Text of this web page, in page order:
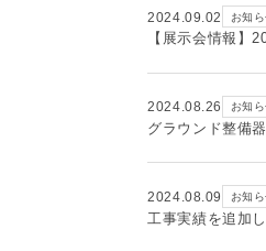
2024.09.02 お知
【展示会情報】
2024.08.26 お知
グラウンド整備
2024.08.09 お知
工事実績を追加し